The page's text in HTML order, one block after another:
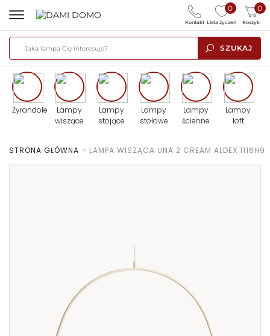
SZUKAJ
0
Lista życzeń
0
Koszyk
Kontakt
Żyrandole
Lampy
wiszące
Lampy
stojące
Lampy
stołowe
Lampy
ścienne
Lampy
loft
STRONA GŁÓWNA > LAMPA WISZĄCA UNA 2 CREAM ALDEX 1116H9